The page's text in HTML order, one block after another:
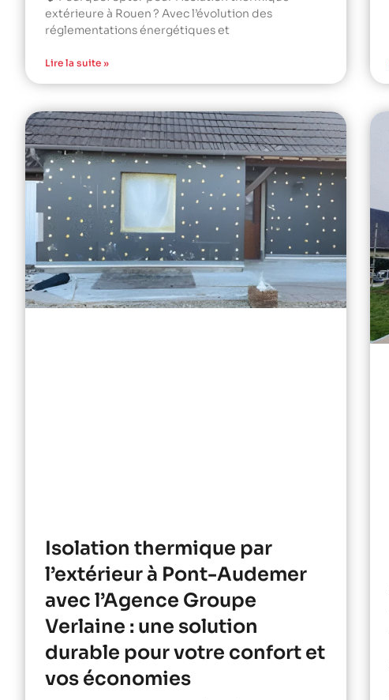
extérieure à Rouen ? Avec l’évolution des
réglementations énergétiques et
Lire la suite »
Isolation thermique par
l’extérieur à Pont-Audemer
avec l’Agence Groupe
Verlaine : une solution
durable pour votre confort et
vos économies